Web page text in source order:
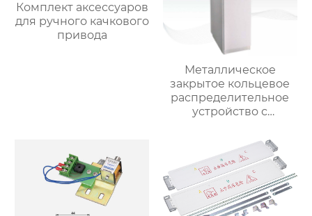
Комплект аксессуаров
для ручного качкового
привода
Металлическое
закрытое кольцевое
распределительное
устройство с